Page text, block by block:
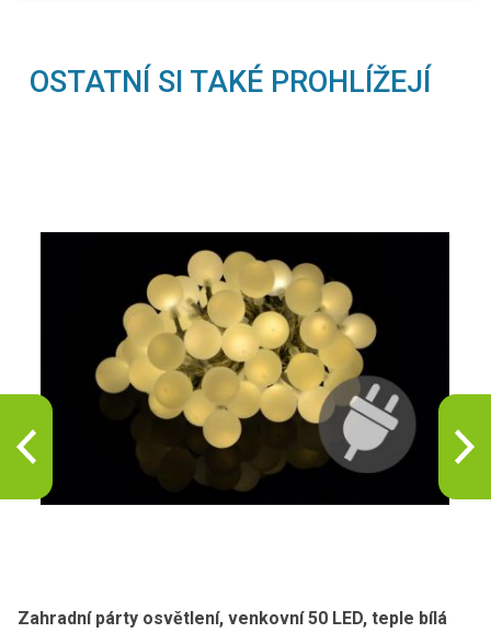
OSTATNÍ SI TAKÉ PROHLÍŽEJÍ
Zahradní párty osvětlení, venkovní 50 LED, teple bílá